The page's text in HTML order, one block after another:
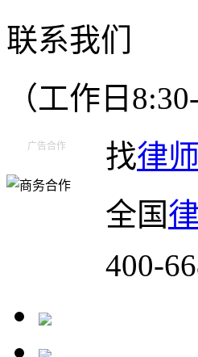
联系我们
（工作日
广告合作 找律师
全国
400-